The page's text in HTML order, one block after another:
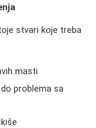
stvari koje treba
masti
problema sa